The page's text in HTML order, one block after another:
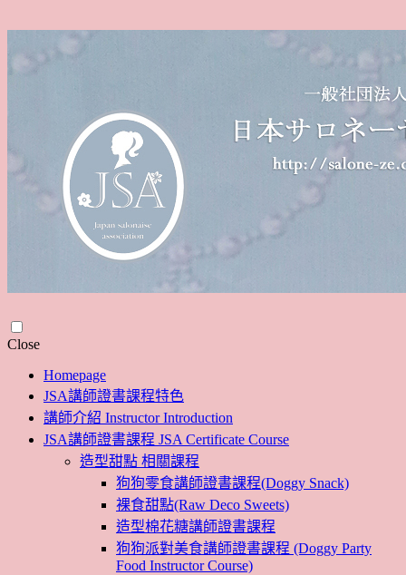
CloseSkip
content
Homepage
JSA講師證書課程特色
講師介紹 Instructor Introduction
JSA講師證書課程 JSA Certificate Course
造型甜點 相關課程
狗狗零食講師證書課程(Doggy Snack)
裸食甜點(Raw Deco Sweets)
造型棉花糖講師證書課程
狗狗派對美食講師證書課程 (Doggy Party
Food Instructor Course)